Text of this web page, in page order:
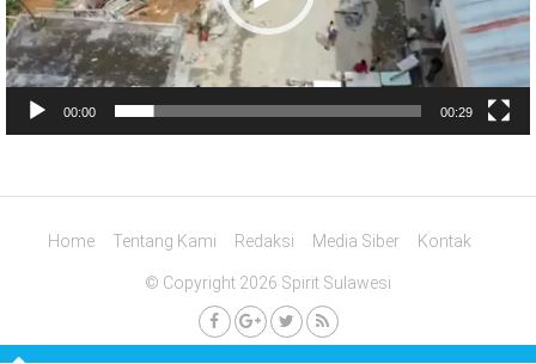
00:00 00:29
Home Tentang Kami Redaksi Media Siber Kontak
© Copyright 2026 Spirit Sulawesi